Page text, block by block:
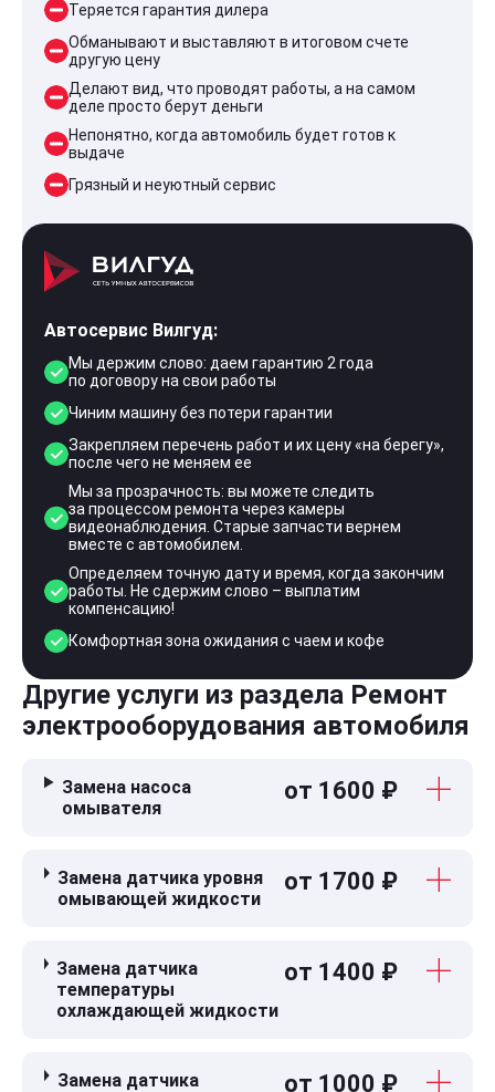
Теряется гарантия дилера
Обманывают и выставляют в итоговом счете
другую цену
Делают вид, что проводят работы, а на самом
деле просто берут деньги
Непонятно, когда автомобиль будет готов к
выдаче
Грязный и неуютный сервис
Автосервис Вилгуд:
Мы держим слово: даем гарантию 2 года
по договору на свои работы
Чиним машину без потери гарантии
Закрепляем перечень работ и их цену «на берегу»,
после чего не меняем ее
Мы за прозрачность: вы можете следить
за процессом ремонта через камеры
видеонаблюдения. Старые запчасти вернем
вместе с автомобилем.
Определяем точную дату и время, когда закончим
работы. Не сдержим слово – выплатим
компенсацию!
Комфортная зона ожидания с чаем и кофе
Другие услуги из раздела Ремонт
электрооборудования автомобиля
Замена насоса
омывателя
от 1600 ₽
Замена датчика уровня
омывающей жидкости
от 1700 ₽
Замена датчика
температуры
охлаждающей жидкости
от 1400 ₽
Замена датчика
от 1000 ₽